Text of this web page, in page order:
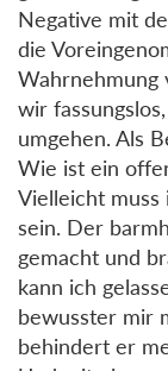
Negative mit
die
Wahrnehmung
wir
umgehen. Als
Wie ist ein
Vielleicht
sein. Der
gemacht und
kann ich
bewusster mir
behindert er